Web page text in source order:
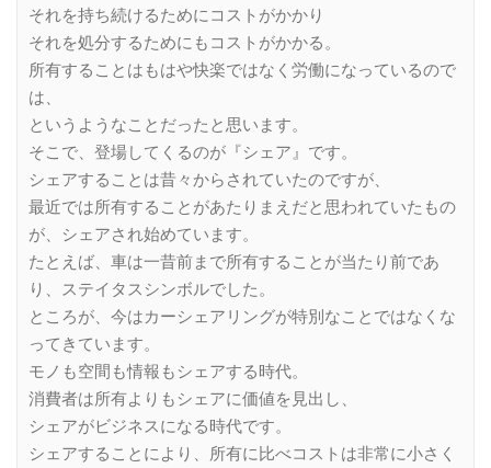
それを持ち続けるためにコストがかかり
それを処分するためにもコストがかかる。
所有することはもはや快楽ではなく労働になっているので
は、
というようなことだったと思います。
そこで、登場してくるのが『シェア』です。
シェアすることは昔々からされていたのですが、
最近では所有することがあたりまえだと思われていたもの
が、シェアされ始めています。
たとえば、車は一昔前まで所有することが当たり前であ
り、ステイタスシンボルでした。
ところが、今はカーシェアリングが特別なことではなくな
ってきています。
モノも空間も情報もシェアする時代。
消費者は所有よりもシェアに価値を見出し、
シェアがビジネスになる時代です。
シェアすることにより、所有に比べコストは非常に小さく